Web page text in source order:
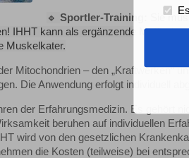
🔹 Sportler-Training:
Sie
IHHT kann als ergänzende
Muskelkater.
Mitochondrien – den „Kraftwerken“
Die Anwendung erfolgt individuell
der Erfahrungsmedizin. Es gehört
beruhen auf individuellen
wird von den gesetzlichen
die Kosten (teilweise) bei